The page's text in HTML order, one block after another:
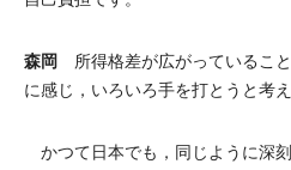
森岡 所得格差が広がっているこ
に感じ，いろいろ手を打とうと考
かつて日本でも，同じように深